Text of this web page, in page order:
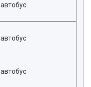
автобус
автобус
автобус